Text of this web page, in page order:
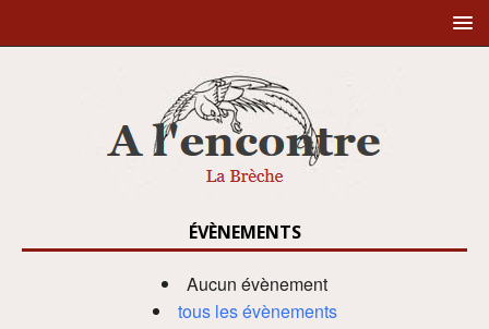
ÉVÈNEMENTS
Aucun évènement
tous les évènements